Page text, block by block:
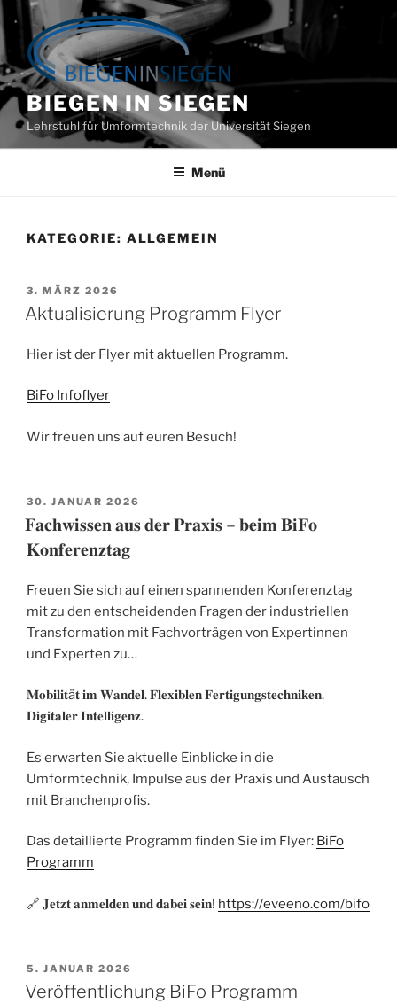
Zum
Inhalt
springen
BIEGEN IN SIEGEN
Lehrstuhl für Umformtechnik der Universität Siegen
Menü
KATEGORIE: ALLGEMEIN
VERÖFFENTLICHT
AM
3. MÄRZ 2026
Aktualisierung Programm Flyer
Hier ist der Flyer mit aktuellen Programm.
BiFo Infoflyer
Wir freuen uns auf euren Besuch!
VERÖFFENTLICHT
AM
30. JANUAR 2026
𝐅𝐚𝐜𝐡𝐰𝐢𝐬𝐬𝐞𝐧 𝐚𝐮𝐬 𝐝𝐞𝐫 𝐏𝐫𝐚𝐱𝐢𝐬 – 𝐛𝐞𝐢𝐦 𝐁𝐢𝐅𝐨
𝐊𝐨𝐧𝐟𝐞𝐫𝐞𝐧𝐳𝐭𝐚𝐠
Freuen Sie sich auf einen spannenden Konferenztag
mit zu den entscheidenden Fragen der industriellen
Transformation mit Fachvorträgen von Expertinnen
und Experten zu…
𝐌𝐨𝐛𝐢𝐥𝐢𝐭ä𝐭 𝐢𝐦 𝐖𝐚𝐧𝐝𝐞𝐥. 𝐅𝐥𝐞𝐱𝐢𝐛𝐥𝐞𝐧 𝐅𝐞𝐫𝐭𝐢𝐠𝐮𝐧𝐠𝐬𝐭𝐞𝐜𝐡𝐧𝐢𝐤𝐞𝐧.
𝐃𝐢𝐠𝐢𝐭𝐚𝐥𝐞𝐫 𝐈𝐧𝐭𝐞𝐥𝐥𝐢𝐠𝐞𝐧𝐳.
Es erwarten Sie aktuelle Einblicke in die
Umformtechnik, Impulse aus der Praxis und Austausch
mit Branchenprofis.
Das detaillierte Programm finden Sie im Flyer: BiFo
Programm
🔗 𝐉𝐞𝐭𝐳𝐭 𝐚𝐧𝐦𝐞𝐥𝐝𝐞𝐧 𝐮𝐧𝐝 𝐝𝐚𝐛𝐞𝐢 𝐬𝐞𝐢𝐧! https://eveeno.com/bifo
VERÖFFENTLICHT
AM
5. JANUAR 2026
Veröffentlichung BiFo Programm